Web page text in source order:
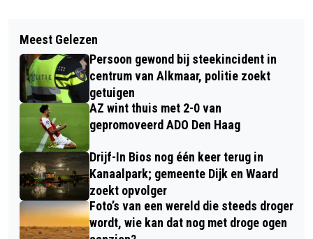
ALKMAAR GAAT BEDRIJVEN
ONDERSTEUNEN IN CIRCULAIR
ONDERNEMEN
INTOCHT SINTERKLAAS IN ALKMAAR:
SINT EN PIETEN ZITTEN VOET AAN
WAL OP DE BIERKADE
Meest Gelezen
Persoon gewond bij steekincident in
centrum van Alkmaar, politie zoekt
getuigen
AZ wint thuis met 2-0 van
gepromoveerd ADO Den Haag
Drijf-In Bios nog één keer terug in
Kanaalpark; gemeente Dijk en Waard
zoekt opvolger
Foto’s van een wereld die steeds droger
wordt, wie kan dat nog met droge ogen